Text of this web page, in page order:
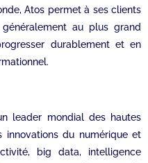
Atos permet à ses clients
au plus grand
durablement et en
leader mondial des hautes
innovations du numérique et
big data, intelligence